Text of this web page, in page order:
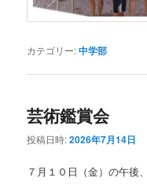
カテゴリー:中学部
芸術鑑賞会
投稿日時:2026年7月14日
７月１０日（金）の午後